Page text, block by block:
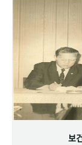
보